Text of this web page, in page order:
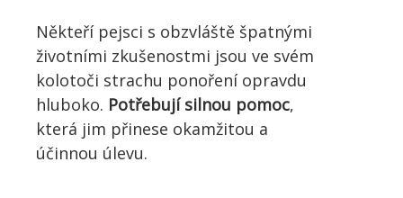
Někteří pejsci s obzvláště špatnými
životními zkušenostmi jsou ve svém
kolotoči strachu ponoření opravdu
hluboko. Potřebují silnou pomoc,
která jim přinese okamžitou a
účinnou úlevu.